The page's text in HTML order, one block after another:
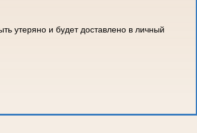
утеряно и будет доставлено в личный